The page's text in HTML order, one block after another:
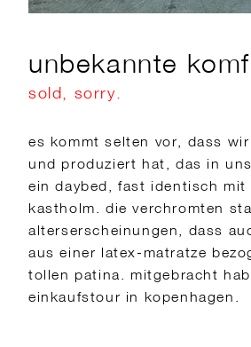
unbekannte
sold, sorry.
es kommt selten vor, dass
und produziert hat, das in
ein daybed, fast identisch
kastholm. die verchromten
alterserscheinungen, dass
aus einer latex-matratze
tollen patina. mitgebracht
einkaufstour in kopenhagen.